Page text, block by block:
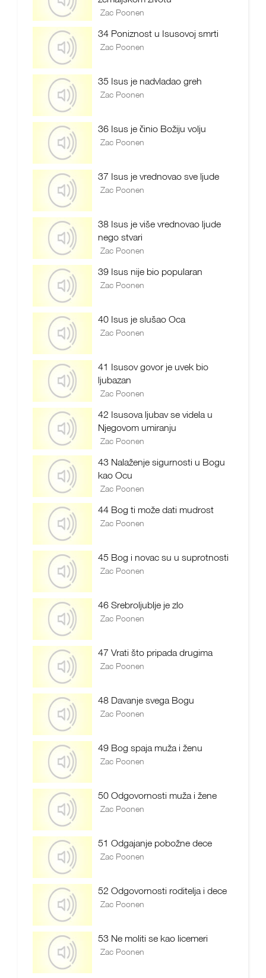
Zac Poonen
34 Poniznost u Isusovoj smrti
Zac Poonen
35 Isus je nadvladao greh
Zac Poonen
36 Isus je činio Božiju volju
Zac Poonen
37 Isus je vrednovao sve ljude
Zac Poonen
38 Isus je više vrednovao ljude
nego stvari
Zac Poonen
39 Isus nije bio popularan
Zac Poonen
40 Isus je slušao Oca
Zac Poonen
41 Isusov govor je uvek bio
ljubazan
Zac Poonen
42 Isusova ljubav se videla u
Njegovom umiranju
Zac Poonen
43 Nalaženje sigurnosti u Bogu
kao Ocu
Zac Poonen
44 Bog ti može dati mudrost
Zac Poonen
45 Bog i novac su u suprotnosti
Zac Poonen
46 Srebroljublje je zlo
Zac Poonen
47 Vrati što pripada drugima
Zac Poonen
48 Davanje svega Bogu
Zac Poonen
49 Bog spaja muža i ženu
Zac Poonen
50 Odgovornosti muža i žene
Zac Poonen
51 Odgajanje pobožne dece
Zac Poonen
52 Odgovornosti roditelja i dece
Zac Poonen
53 Ne moliti se kao licemeri
Zac Poonen